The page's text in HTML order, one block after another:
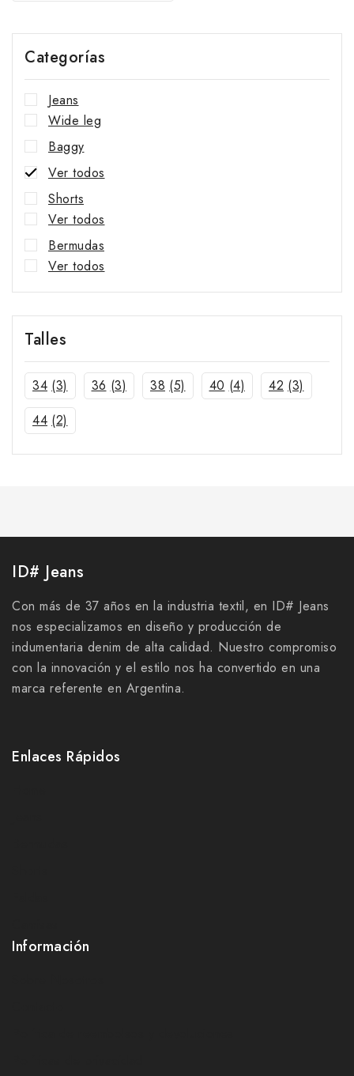
Categorías
Jeans
Wide leg
Baggy
Ver todos
Shorts
Ver todos
Bermudas
Ver todos
Faldas
Ver todos
Nuevos Ingresos
Talles
34 (3) 36 (3) 38 (5) 40 (4) 42 (3)
44 (2)
ID# Jeans
Con más de 37 años en la industria textil, en ID# Jeans
nos especializamos en diseño y producción de
indumentaria denim de alta calidad. Nuestro compromiso
con la innovación y el estilo nos ha convertido en una
marca referente en Argentina.
Enlaces Rápidos
Información